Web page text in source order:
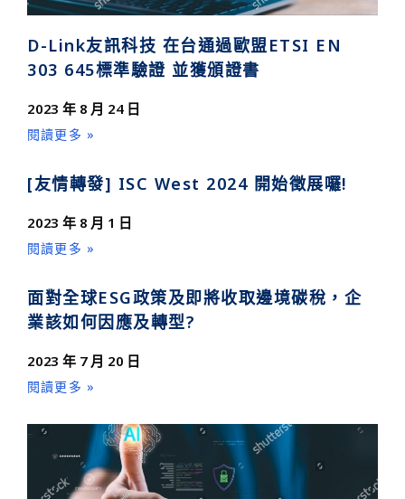
D-Link友訊科技 在台通過歐盟ETSI EN
303 645標準驗證 並獲頒證書
2023 年 8 月 24 日
閱讀更多 »
[友情轉發] ISC West 2024 開始徵展囉!
2023 年 8 月 1 日
閱讀更多 »
面對全球ESG政策及即將收取邊境碳稅，企
業該如何因應及轉型?
2023 年 7 月 20 日
閱讀更多 »